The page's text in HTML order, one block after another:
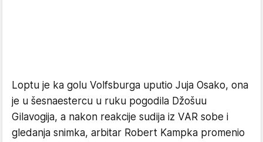
Loptu je ka golu Volfsburga uputio Juja Osako, ona
je u šesnaestercu u ruku pogodila Džošuu
Gilavogija, a nakon reakcije sudija iz VAR sobe i
gledanja snimka, arbitar Robert Kampka promenio